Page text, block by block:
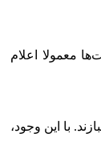
دقیق این موقعیت‌ها معمولا اعلام
با این وجود،